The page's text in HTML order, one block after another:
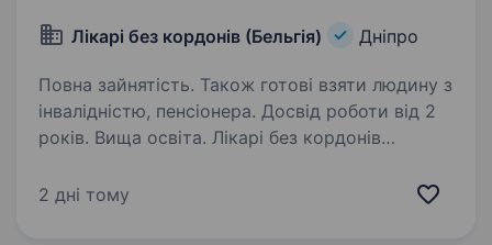
Лікарі без кордонів (Бельгія) Дніпро
Повна зайнятість. Також готові взяти людину з
інвалідністю, пенсіонера. Досвід роботи від 2
років. Вища освіта. Лікарі без кордонів
PROJECT MEDICAL COORDINATOR SUPPORT
2 дні тому